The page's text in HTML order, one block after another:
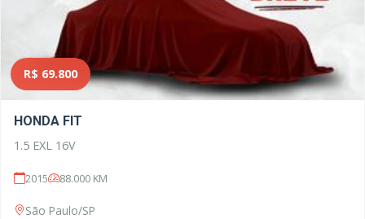
R$ 69.800
HONDA FIT
1.5 EXL 16V
2015 88.000 KM
São Paulo/SP